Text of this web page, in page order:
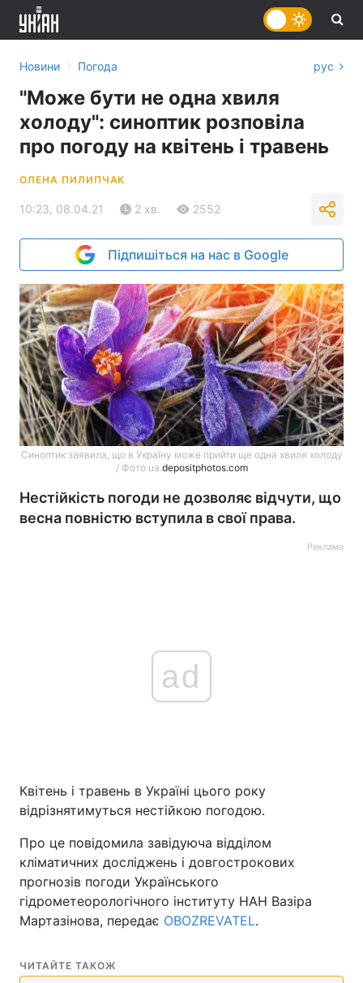
Головна Війна
Економіка Світ
Спорт Наука
Зброя Інциденти
Новини › Погода рус
"Може бути не одна хвиля
холоду": синоптик розповіла
про погоду на квітень і травень
ОЛЕНА ПИЛИПЧАК
10:23, 08.04.21 2 хв. 2552
Підпишіться на нас в Google
Синоптик заявила, що в Україну може прийти ще одна хвиля холоду
/ Фото ua.depositphotos.com
Нестійкість погоди не дозволяє відчути, що
весна повністю вступила в свої права.
Реклама
ad
Квітень і травень в Україні цього року
відрізнятимуться нестійкою погодою.
Про це повідомила завідуюча відділом
кліматичних досліджень і довгострокових
прогнозів погоди Українського
гідрометеорологічного інституту НАН Вазіра
Мартазінова, передає OBOZREVATEL.
ЧИТАЙТЕ ТАКОЖ